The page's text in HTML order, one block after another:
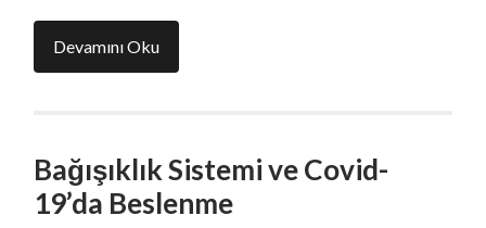
Devamını Oku
Bağışıklık Sistemi ve Covid-
19’da Beslenme